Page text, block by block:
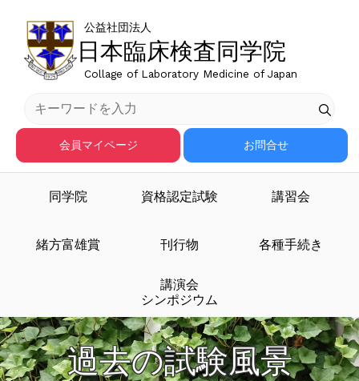
日本臨床検査同学院
公益社団法人
Collage of Laboratory Medicine of Japan
会員マイページ お問合せ
同学院 資格認定試験 講習会
緒方富雄賞 刊行物 各種手続き
講演会
シンポジウム
過去の試験風景